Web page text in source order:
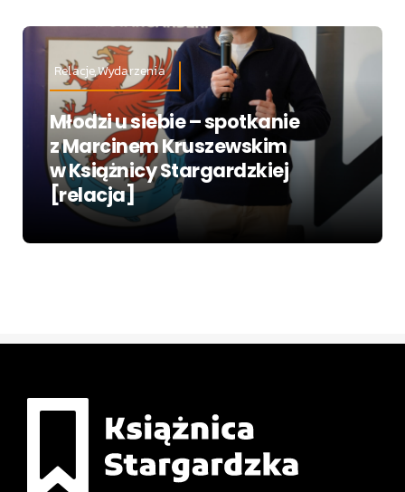
Relacje,Wydarzenia
Młodzi u siebie – spotkanie
z Marcinem Kruszewskim
w Książnicy Stargardzkiej
[relacja]